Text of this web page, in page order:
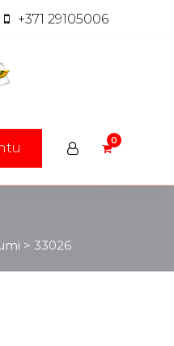
+371 29105006
> 33026